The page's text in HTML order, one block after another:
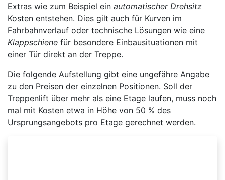
Extras wie zum Beispiel ein automatischer Drehsitz
Kosten entstehen. Dies gilt auch für Kurven im
Fahrbahnverlauf oder technische Lösungen wie eine
Klappschiene für besondere Einbausituationen mit
einer Tür direkt an der Treppe.
Die folgende Aufstellung gibt eine ungefähre Angabe
zu den Preisen der einzelnen Positionen. Soll der
Treppenlift über mehr als eine Etage laufen, muss noch
mal mit Kosten etwa in Höhe von 50 % des
Ursprungsangebots pro Etage gerechnet werden.